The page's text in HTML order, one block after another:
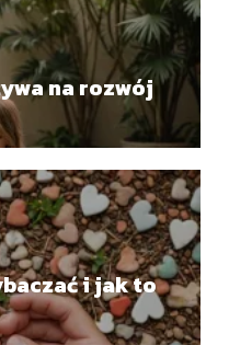
na rozwój
i jak to